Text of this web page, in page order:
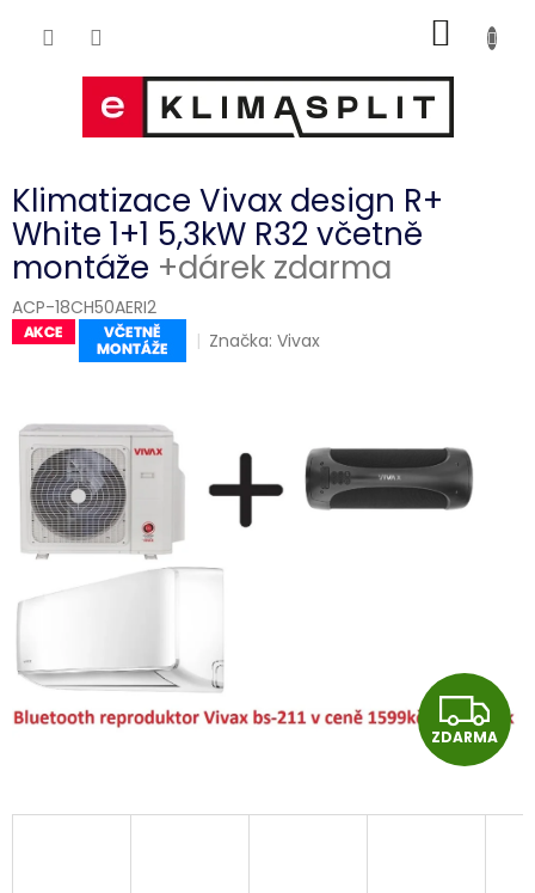
KOŠÍK
Klimatizace Vivax design R+
White 1+1 5,3kW R32 včetně
montáže +dárek zdarma
ACP-18CH50AERI2
Značka:Vivax
Z
D
A
ZDARMA